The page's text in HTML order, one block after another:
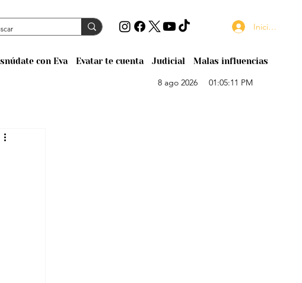
con Eva Evatar te cuenta Judicial Malas influencias
Iniciar sesión
8 ago 2026 01:05:11 PM